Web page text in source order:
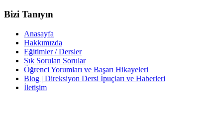
Bizi Tanıyın
Anasayfa
Hakkımızda
Eğitimler / Dersler
Sık Sorulan Sorular
Öğrenci Yorumları ve Başarı Hikayeleri
Blog | Direksiyon Dersi İpuçları ve Haberleri
İletişim